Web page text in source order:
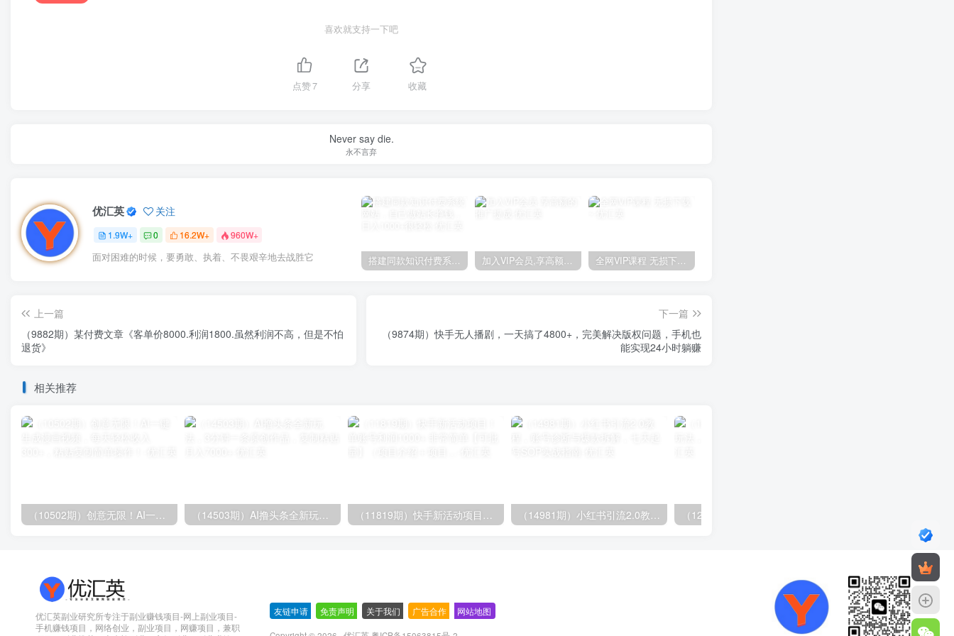
喜欢就支持一下吧
点赞7 分享 收藏
Never say die.
永不言弃
优汇英 关注
1.9W+ 0 16.2W+ 960W+
面对困难的时候，要勇敢、执着、不畏艰辛地去战胜它 搭建同款知识付费系统网站，自己做站长挣钱，日入1000+很轻松 加入VIP会员,享高额的推广提成 全网VIP课程 无损下载~
上一篇
（9882期）某付费文章《客单价8000.利润1800.虽然利润不高，但是不怕
退货》
下一篇
（9874期）快手无人播剧，一天搞了4800+，完美解决版权问题，手机也
能实现24小时躺赚
相关推荐
优汇英副业研究所专注于副业赚钱项目-网上副业项目-
手机赚钱项目，网络创业，副业项目，网赚项目，兼职
友链申请 免责声明 关于我们 广告合作 网站地图